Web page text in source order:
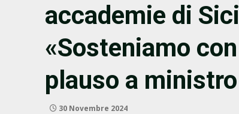
accademie di
‭«Sosteniamo
plauso a
30 Novembre 2024